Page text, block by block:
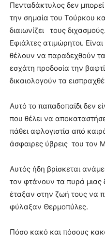
Πενταδάκτυλος δεν
την σημαία του Τούρκου
διαιωνίζει τους
Εφιάλτες ατιμώρητοι.
θέλουν να παραδεχθούν
εσχάτη προδοσία την
δικαιολογούν τα
Αυτό το παπαδοπαίδι δεν
που θέλει να
πάθει αφλογιστία από
άσφαιρες ύβρεις του τον
Αυτός ήδη βρίσκεται
τον φτάνουν τα πυρά μιας
έταξαν στην ζωή τους να
φύλαξαν Θερμοπύλες.
Πόσο κακό και πόσους